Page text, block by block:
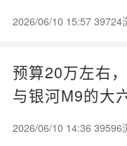
2026/06/10 15:57 39724
预算20万左右
与银河M9的大
2026/06/10 14:36 39596